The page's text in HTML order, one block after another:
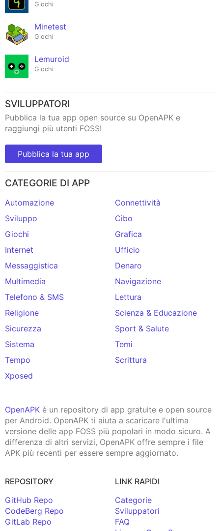
Giochi
Minetest
Giochi
Lemuroid
Giochi
SVILUPPATORI
Pubblica la tua app open source su OpenAPK e
raggiungi più utenti FOSS!
Pubblica la tua app
CATEGORIE DI APP
Automazione
Connettività
Sviluppo
Cibo
Giochi
Grafica
Internet
Ufficio
Messaggistica
Denaro
Multimedia
Navigazione
Telefono & SMS
Lettura
Religione
Scienza & Educazione
Sicurezza
Sport & Salute
Sistema
Temi
Tempo
Scrittura
Xposed
OpenAPK è un repository di app gratuite e open source
per Android. OpenAPK ti aiuta a scaricare l'ultima
versione delle app FOSS più popolari in modo sicuro. A
differenza di altri servizi, OpenAPK offre sempre i file
APK più recenti per essere sempre aggiornato.
REPOSITORY
GitHub Repo
CodeBerg Repo
GitLab Repo
LINK RAPIDI
Categorie
Sviluppatori
FAQ